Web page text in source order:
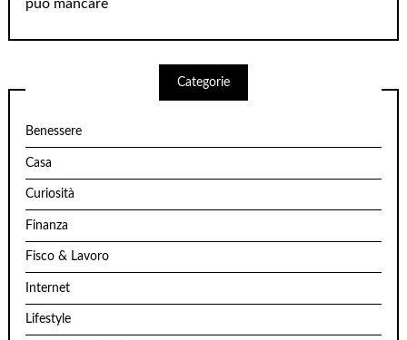
può mancare
Categorie
Benessere
Casa
Curiosità
Finanza
Fisco & Lavoro
Internet
Lifestyle